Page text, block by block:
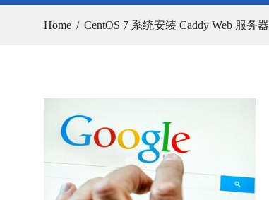
Home CentOS 7 系统安装 Caddy Web 服务器